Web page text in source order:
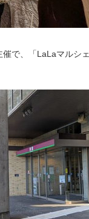
で、「LaLaマルシェ